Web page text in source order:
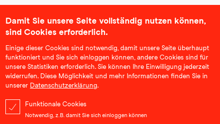
Impressum
Datenschutz
AGB
Community Richtlinien
Klimabilanz und Nachhaltigkeit
Erklärung zur Barrierefreiheit
Damit Sie unsere Seite vollständig nutzen können,
sind Cookies erforderlich.
Einige dieser Cookies sind notwendig, damit unsere Seite überhaupt
funktioniert und Sie sich einloggen können, andere Cookies sind für
unsere Statistiken erforderlich. Sie können Ihre Einwilligung jederzeit
widerrufen. Diese Möglichkeit und mehr Informationen finden Sie in
unserer Datenschutzerklärung.
Funktionale Cookies
Notwendig, z.B. damit Sie sich einloggen können